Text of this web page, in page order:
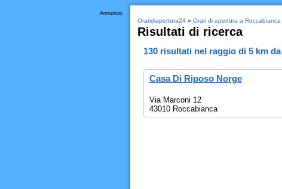
Annuncio
Oraridiapertura24» Orari di apertura a Roccabianca
Risultati di ricerca
130risultati nel raggio di 5 kmda
Casa Di Riposo Norge
Via Marconi 12
43010 Roccabianca